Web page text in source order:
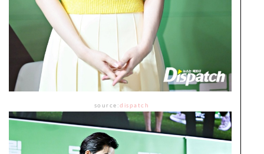
source: dispatch